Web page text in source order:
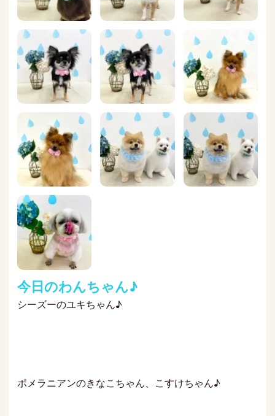
今日のわんちゃん♪
シーズーのユキちゃん♪
ポメラニアンのきなこちゃん、こすけちゃん♪